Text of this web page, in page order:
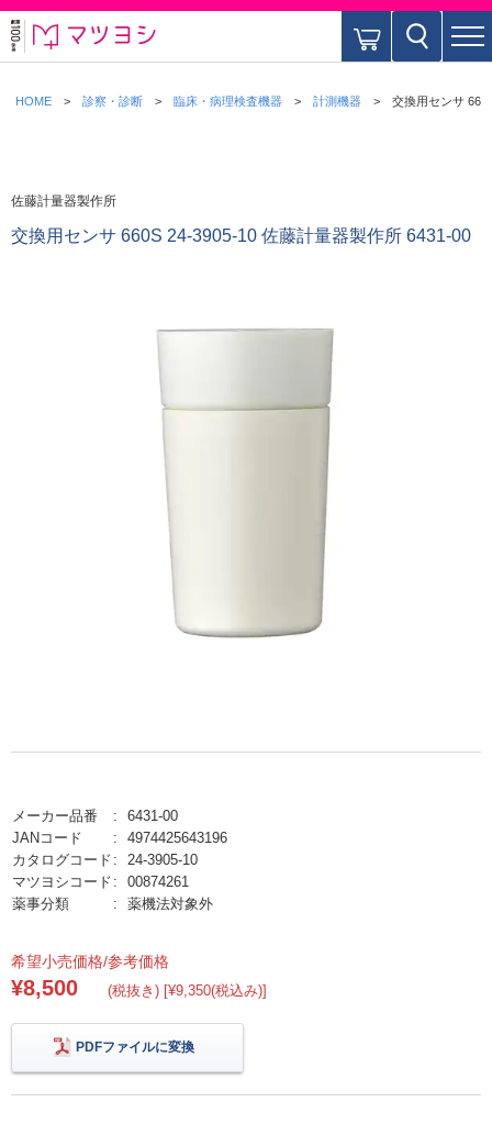
HOME 診察・診断 臨床・病理検査機器 計測機器 交換用センサ
佐藤計量器製作所
交換用センサ 660S 24-3905-10 佐藤計量器製作所 6431-00
メーカー品番
6431-00
JANコード
4974425643196
カタログコード
24-3905-10
マツヨシコード
00874261
薬事分類
薬機法対象外
希望小売価格/参考価格
¥8,500 (税抜き) [¥9,350(税込み)]
PDFファイルに変換